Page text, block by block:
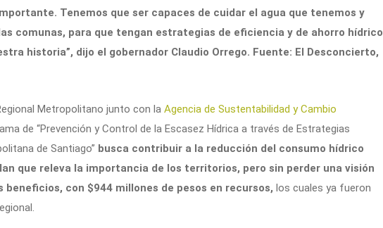
Tenemos que ser capaces de cuidar el agua que tenemos y
comunas, para que tengan estrategias de eficiencia y de ahorro hídrico
historia”, dijo el gobernador Claudio Orrego. Fuente: El Desconcierto,
Metropolitano junto con la Agencia de Sustentabilidad y Cambio
de “Prevención y Control de la Escasez Hídrica a través de Estrategias
de Santiago” busca contribuir a la reducción del consumo hídrico
que releva la importancia de los territorios, pero sin perder una visión
beneficios, con $944 millones de pesos en recursos, los cuales ya fueron